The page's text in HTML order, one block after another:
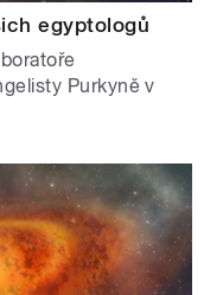
egyptologů
Purkyně v